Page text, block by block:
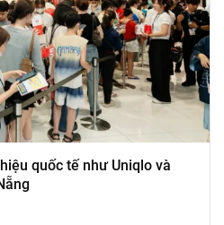
quốc tế như Uniqlo và